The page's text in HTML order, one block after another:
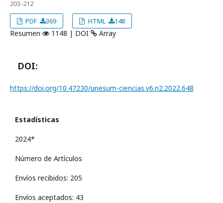
203-212
PDF
369 HTML 148
Resumen 1148 | DOI Array
DOI:
https://doi.org/10.47230/unesum-ciencias.v6.n2.2022.648
Estadísticas
2024*
Número de Artículos
Envíos recibidos: 205
Envíos aceptados: 43